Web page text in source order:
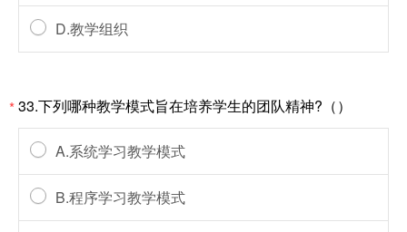
D.教学组织
*33.下列哪种教学模式旨在培养学生的团队精神?（）
A.系统学习教学模式
B.程序学习教学模式